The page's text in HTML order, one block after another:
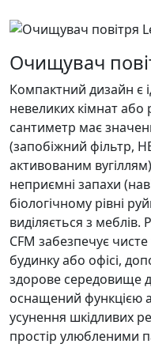
Очищувач
Компактний дизайн є
невеликих кімнат
сантиметр має
(запобіжний фільтр,
активованим
неприємні запахи
біологічному рівні
виділяється з меблів.
CFM забезпечує
будинку або офісі,
здорове середовище
оснащений функцією
усунення шкідливих
простір улюбленими